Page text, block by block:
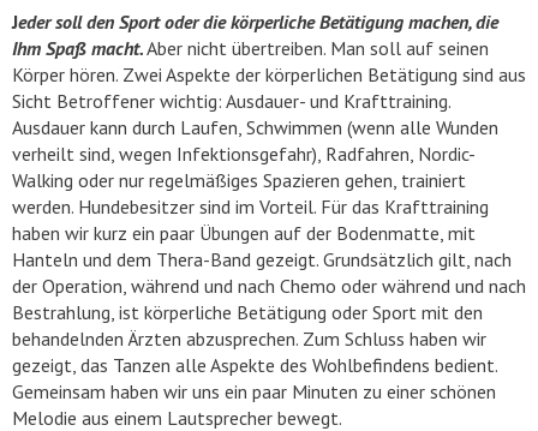
Jeder soll den Sport oder die körperliche Betätigung machen, die
Ihm Spaß macht.Aber nicht übertreiben. Man soll auf seinen
Körper hören. Zwei Aspekte der körperlichen Betätigung sind aus
Sicht Betroffener wichtig: Ausdauer- und Krafttraining.
Ausdauer kann durch Laufen, Schwimmen (wenn alle Wunden
verheilt sind, wegen Infektionsgefahr), Radfahren, Nordic-
Walking oder nur regelmäßiges Spazieren gehen, trainiert
werden. Hundebesitzer sind im Vorteil. Für das Krafttraining
haben wir kurz ein paar Übungen auf der Bodenmatte, mit
Hanteln und dem Thera-Band gezeigt. Grundsätzlich gilt, nach
der Operation, während und nach Chemo oder während und nach
Bestrahlung, ist körperliche Betätigung oder Sport mit den
behandelnden Ärzten abzusprechen. Zum Schluss haben wir
gezeigt, das Tanzen alle Aspekte des Wohlbefindens bedient.
Gemeinsam haben wir uns ein paar Minuten zu einer schönen
Melodie aus einem Lautsprecher bewegt.